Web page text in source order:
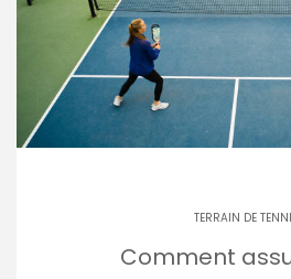
TERRAIN DE
Comment